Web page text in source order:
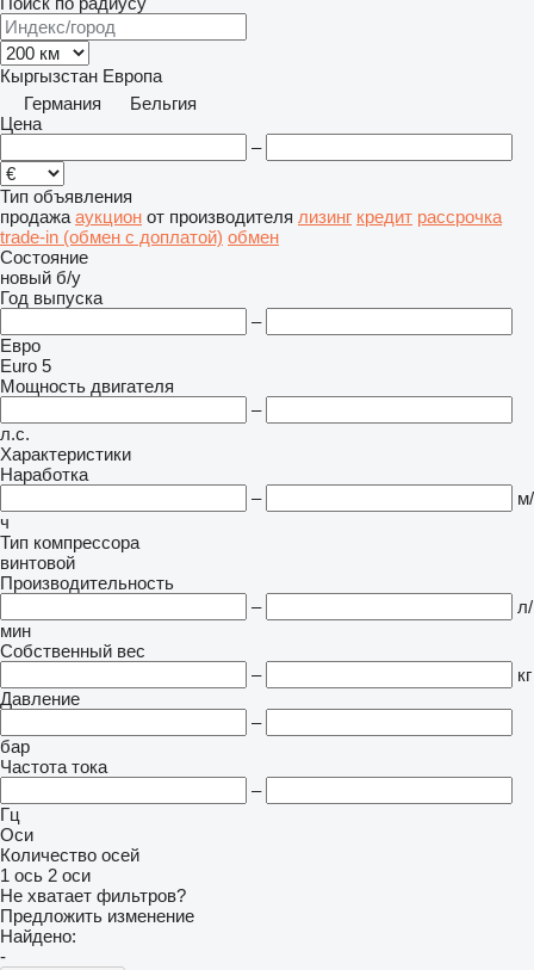
Кыргызстан Европа
Германия
Бельгия
Цена
–
Тип объявления
продажа аукцион от производителя лизинг кредит рассрочка
trade-in (обмен с доплатой) обмен
Состояние
новый б/у
Год выпуска
–
Евро
Euro 5
Мощность двигателя
–
л.с.
Характеристики
Наработка
–
м/
ч
Тип компрессора
винтовой
Производительность
–
л/
мин
Собственный вес
–
кг
Давление
–
бар
Частота тока
–
Гц
Оси
Количество осей
1 ось 2 оси
Не хватает фильтров?
Предложить изменение
Найдено:
-